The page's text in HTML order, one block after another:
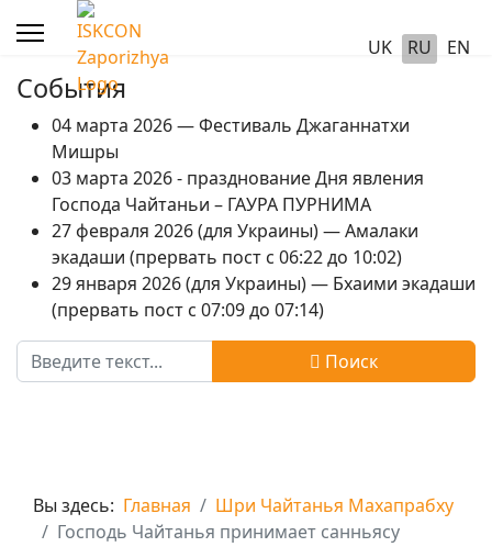
UK RU EN
События
04 марта 2026 — Фестиваль Джаганнатхи
Мишры
03 марта 2026 - празднование Дня явления
Господа Чайтаньи – ГАУРА ПУРНИМА
27 февраля 2026 (для Украины) — Амалаки
экадаши (прервать пост с 06:22 до 10:02)
29 января 2026 (для Украины) — Бхаими экадаши
(прервать пост с 07:09 до 07:14)
Поиск
Поиск
Вы здесь: Главная
Шри Чайтанья Махапрабху
Господь Чайтанья принимает санньясу